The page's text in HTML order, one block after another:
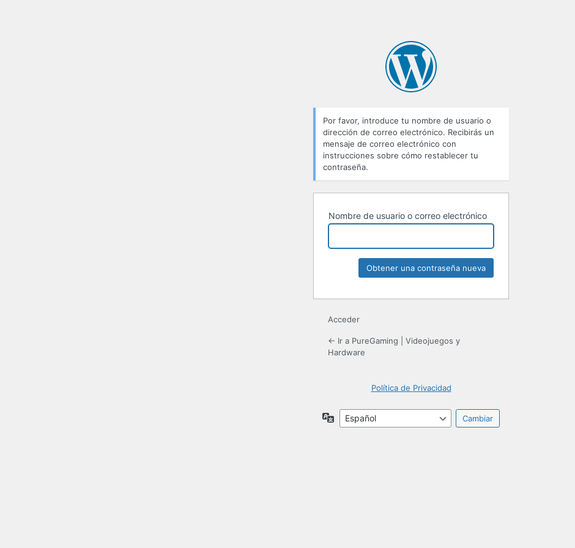
Por favor, introduce tu nombre de usuario o
dirección de correo electrónico. Recibirás un
mensaje de correo electrónico con
instrucciones sobre cómo restablecer tu
contraseña.
Nombre de usuario o correo electrónico
Acceder
← Ir a PureGaming | Videojuegos y
Hardware
Política de Privacidad
Idioma